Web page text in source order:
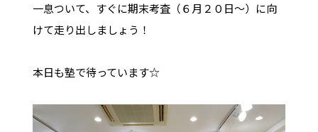
一息ついて、すぐに期末考査（６月２０日〜）に向
けて走り出しましょう！
本日も塾で待っています☆